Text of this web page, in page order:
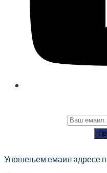
Уношењем емаил адресе